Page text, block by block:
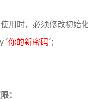
用时，必须修改初始
´你的新密码´;
：